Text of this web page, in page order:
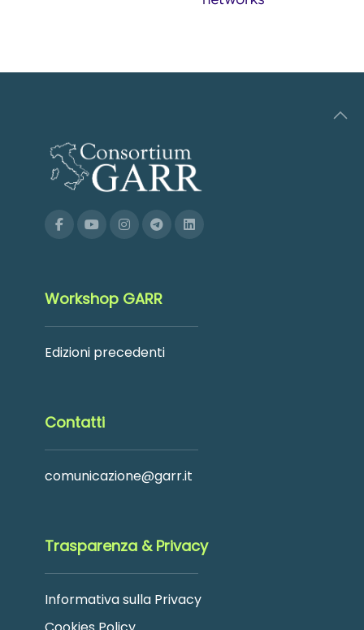
Workshop GARR
Edizioni precedenti
Contatti
comunicazione@garr.it
Trasparenza & Privacy
Informativa sulla Privacy